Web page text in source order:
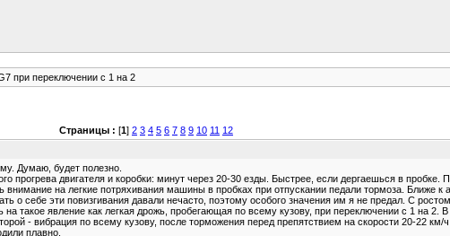
при переключении с 1 на 2
Страницы : [1] 2 3 4 5 6 7 8 9 10 11 12
Думаю, будет полезно.
прогрева двигателя и коробки: минут через 20-30 езды. Быстрее, если дергаешься в пробке.
на легкие потряхивания машины в пробках при отпускании педали тормоза. Ближе к
о себе эти повизгивания давали нечасто, поэтому особого значения им я не предал. С
такое явление как легкая дрожь, пробегающая по всему кузову, при переключении с 1 на 2.
- вибрация по всему кузову, после торможения перед препятствием на скорости 20-22 км/
плавно.